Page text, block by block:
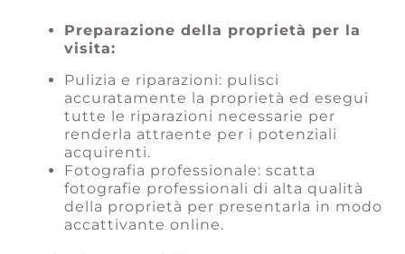
Preparazione della proprietà per la
visita:
Pulizia e riparazioni: pulisci
accuratamente la proprietà ed esegui
tutte le riparazioni necessarie per
renderla attraente per i potenziali
acquirenti.
Fotografia professionale: scatta
fotografie professionali di alta qualità
della proprietà per presentarla in modo
accattivante online.